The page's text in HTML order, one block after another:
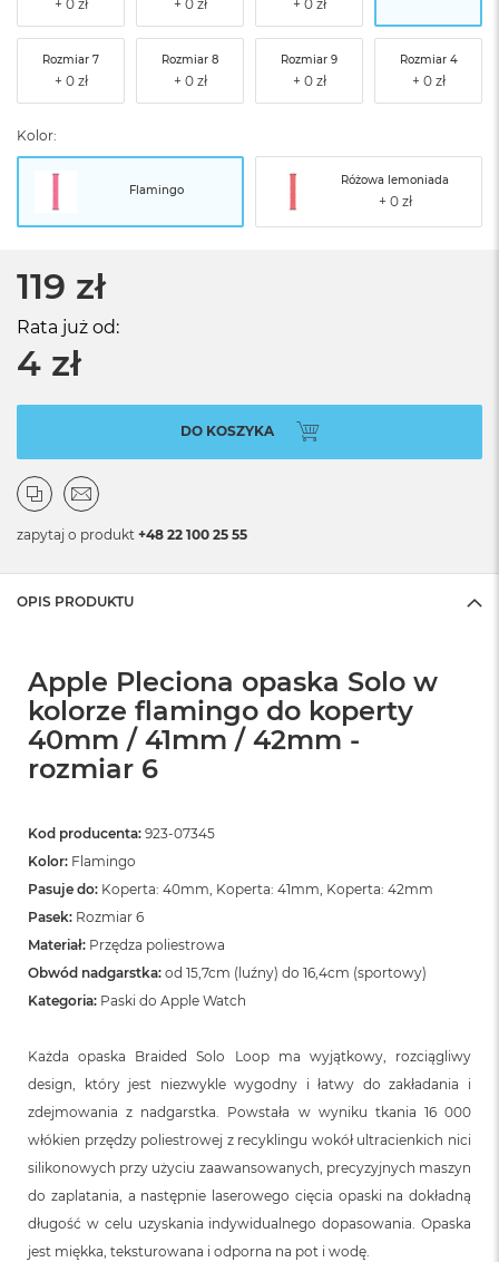
Rozmiar 7 Rozmiar 8 Rozmiar 9 Rozmiar 4
Kolor:
Flamingo
Różowa lemoniada
119 zł
Rata już od:
4 zł
DO KOSZYKA
zapytaj o produkt +48 22 100 25 55
OPIS PRODUKTU
Apple Pleciona opaska Solo w
kolorze flamingo do koperty
40mm / 41mm / 42mm -
rozmiar 6
Kod producenta: 923-07345
Kolor: Flamingo
Pasuje do: Koperta: 40mm, Koperta: 41mm, Koperta: 42mm
Pasek: Rozmiar 6
Materiał: Przędza poliestrowa
Obwód nadgarstka: od 15,7cm (luźny) do 16,4cm (sportowy)
Kategoria: Paski do Apple Watch
Każda opaska Braided Solo Loop ma wyjątkowy, rozciągliwy
design, który jest niezwykle wygodny i łatwy do zakładania i
zdejmowania z nadgarstka. Powstała w wyniku tkania 16 000
włókien przędzy poliestrowej z recyklingu wokół ultracienkich nici
silikonowych przy użyciu zaawansowanych, precyzyjnych maszyn
do zaplatania, a następnie laserowego cięcia opaski na dokładną
długość w celu uzyskania indywidualnego dopasowania. Opaska
jest miękka, teksturowana i odporna na pot i wodę.